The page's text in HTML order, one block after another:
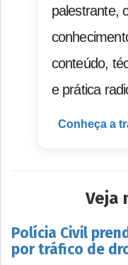
palestrante,
conteúdo,
e prática
Conheça a
Veja
Polícia Civil
por tráfico de